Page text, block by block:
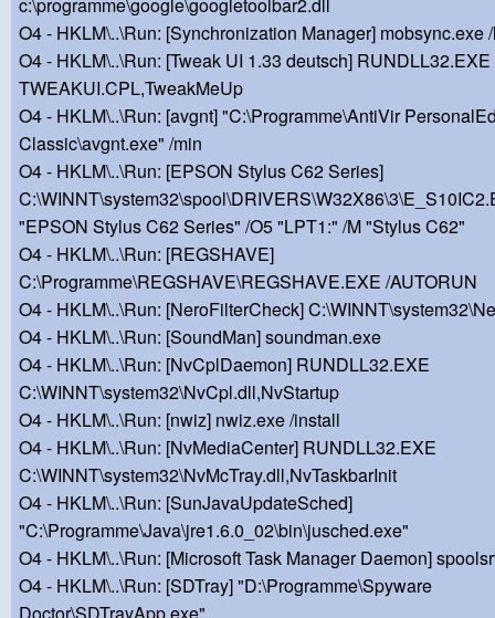
O4 - HKLM\..\Run: [Synchronization Manager] mobsync.exe
O4 - HKLM\..\Run: [Tweak UI 1.33 deutsch] RUNDLL32.EXE
TWEAKUI.CPL,TweakMeUp
O4 - HKLM\..\Run: [avgnt] "C:\Programme\AntiVir
Classic\avgnt.exe" /min
O4 - HKLM\..\Run: [EPSON Stylus C62 Series]
"EPSON Stylus C62 Series" /O5 "LPT1:" /M "Stylus C62"
O4 - HKLM\..\Run: [REGSHAVE]
C:\Programme\REGSHAVE\REGSHAVE.EXE /AUTORUN
O4 - HKLM\..\Run: [NeroFilterCheck]
O4 - HKLM\..\Run: [SoundMan] soundman.exe
O4 - HKLM\..\Run: [NvCplDaemon] RUNDLL32.EXE
C:\WINNT\system32\NvCpl.dll,NvStartup
O4 - HKLM\..\Run: [nwiz] nwiz.exe /install
O4 - HKLM\..\Run: [NvMediaCenter] RUNDLL32.EXE
C:\WINNT\system32\NvMcTray.dll,NvTaskbarInit
O4 - HKLM\..\Run: [SunJavaUpdateSched]
"C:\Programme\Java\jre1.6.0_02\bin\jusched.exe"
O4 - HKLM\..\Run: [Microsoft Task Manager Daemon]
O4 - HKLM\..\Run: [SDTray] "D:\Programme\Spyware
Doctor\SDTrayApp.exe"